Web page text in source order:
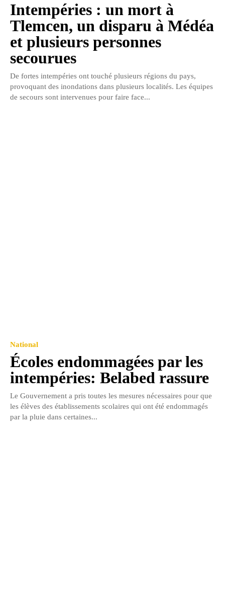
Intempéries : un mort à
Tlemcen, un disparu à Médéa
et plusieurs personnes
secourues
De fortes intempéries ont touché plusieurs régions du pays,
provoquant des inondations dans plusieurs localités. Les équipes
de secours sont intervenues pour faire face...
National
Écoles endommagées par les
intempéries: Belabed rassure
Le Gouvernement a pris toutes les mesures nécessaires pour que
les élèves des établissements scolaires qui ont été endommagés
par la pluie dans certaines...